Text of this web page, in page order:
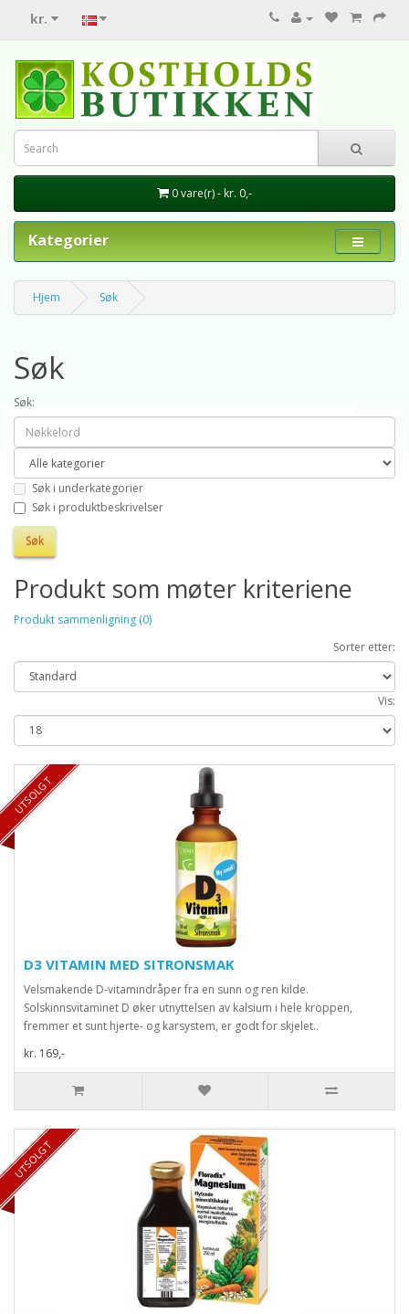
kr.
0 vare(r) - kr. 0,-
Kategorier
Hjem Søk
Søk
Søk:
Søk i underkategorier
Søk i produktbeskrivelser
Produkt som møter kriteriene
Produkt sammenligning (0)
Sorter etter:
Vis:
UTSOLGT
D3 VITAMIN MED SITRONSMAK
Velsmakende D-vitamindråper fra en sunn og ren kilde.
Solskinnsvitaminet D øker utnyttelsen av kalsium i hele kroppen,
fremmer et sunt hjerte- og karsystem, er godt for skjelet..
kr. 169,-
UTSOLGT